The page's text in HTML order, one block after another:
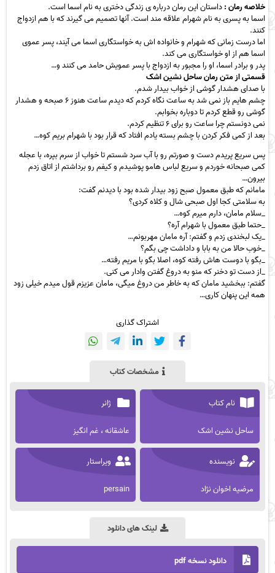
خلاصه رمان :داستان این رمان درباره ی زندگی دختری به نام اسما است.
اسما به پسری به نام شهرام علاقه مند است. آنها تصمیم می گیرند که با هم ازدواج
کنند.
اما درست زمانی که شهرام و خانواده اش به خواستگاری اسما می آیند، پسر عموی
اسما هم از او خواستگاری می کند.
پدر و برادر اسما، او را مجبور به ازدواج با پسر عمویش حامد می کنند و…
قسمتی از متن رمان ساحل نشین اشک
با صدای هشدار گوشی از خواب بیدار شدم.
چشم هایم باز نمی شد به ساعت نگاه کردم که دیدم ساعت هنوز ۶ صبحه و هشدار
گوشی رو قطع کردم تا دوباره بخوابم.
نمی دونستم چرا ساعت رو برای ۶ تنظیم کردم.
بعد از کمی فکر کردن با چشم بسته یادم افتاد که قرار بود با شهرام بریم کوه…
پس سریع پریدم دست و صورتم رو با آب سرد شستم تا خواب از سرم بپره، با عجله
کمی صبحانه خوردم و سریع لباس هامو پوشیدم و کیفم رو برداشتم از اتاق زدم
بیرون…
مامانم که طبق معمول صبح زود بیدار شده بود با دیدنم گفت:
به سلامتی کجا اول صبحی شال و کلاه کردی؟
_سلام مامان، دارم میرم کوه…
_حتما طبق معمول با شهرام آره؟
_یک لبخندی زدم و گفتم: آره مامان مهربونم…
_خوب حالا من به بابا و داداشت چی بگم؟
_بگو با دوست هاش رفته کوه، اصلا بگو با مریم رفته…
_از دست تو دخنر که منو به دروغ گفتن وادار می کنی.
گفتم: ببخشید مامان که به خاطر من دروغ میگی، مامان عزیزم قول میدم خیلی زود
همه این پنهان کاری…
اشتراک گذاری
مشخصات کتاب
نام کتاب
ساحل نشین اشک
ژانر
عاشقانه ، غم انگیز
نویسنده
مرضیه اخوان نژاد
ویراستار
persain
لینک های دانلود
دانلود نسخه pdf